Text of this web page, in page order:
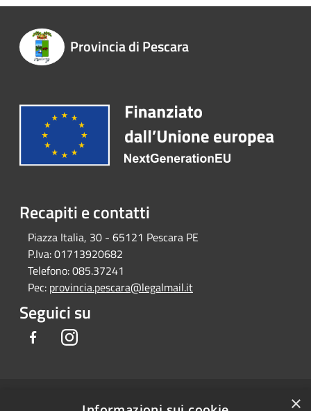
Provincia di Pescara
Recapiti e contatti
Piazza Italia, 30 - 65121 Pescara PE
P.Iva:01713920682
Telefono:085.37241
Pec: provincia.pescara@legalmail.it
Seguici su
FacebookInstagram
Copyright © 2026 • Provincia di×